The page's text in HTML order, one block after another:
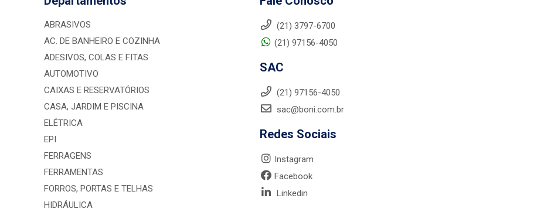
ABRASIVOS
AC. DE BANHEIRO E COZINHA
ADESIVOS, COLAS E FITAS
AUTOMOTIVO
CAIXAS E RESERVATÓRIOS
CASA, JARDIM E PISCINA
ELÉTRICA
EPI
FERRAGENS
FERRAMENTAS
FORROS, PORTAS E TELHAS
HIDRÁULICA
(21) 3797-6700
(21) 97156-4050
SAC
(21) 97156-4050
sac@boni.com.br
Redes Sociais
Instagram
Facebook
Linkedin